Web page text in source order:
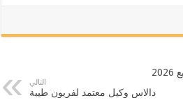
التالي
دالاس وكيل معتمد لفريون طيبة